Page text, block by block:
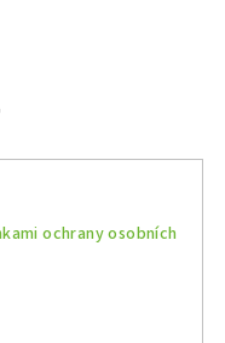
ochrany osobních